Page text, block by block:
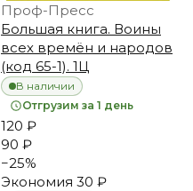
Проф-Пресс
Большая книга. Воины
всех времён и народов
(код 65-1). 1Ц
В наличии
Отгрузим за 1 день
120 ₽
90 ₽
−25%
Экономия 30 ₽